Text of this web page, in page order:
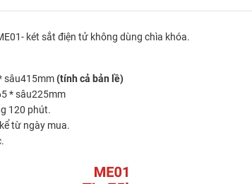
két sắt điện tử không dùng chìa khóa.
sâu415mm(tính cả bản lề)
* sâu225mm
120 phút.
từ ngày mua.